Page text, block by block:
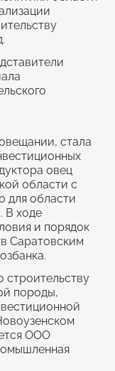
стала
овец
области с
для области
В ходе
и порядок
Саратовским
строительству
породы,
ООО